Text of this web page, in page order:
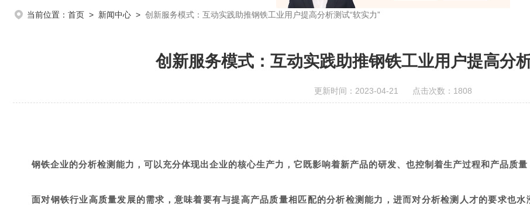
当前位置： 首页 > 新闻中心 > 创新服务模式：互动实践助推钢铁工业用户提高分析测试“软实力”
创新服务模式：互动实践助推钢铁工业用户提高分
更新时间：2023-04-21 点击次数：1808
钢铁企业的分析检测能力，可以充分体现出企业的核心生产力，它既影响着新产品的研发、也控制着生产过程和产品质
面对钢铁行业高质量发展的需求，意味着要有与提高产品质量相匹配的分析检测能力，进而对分析检测人才的要求也